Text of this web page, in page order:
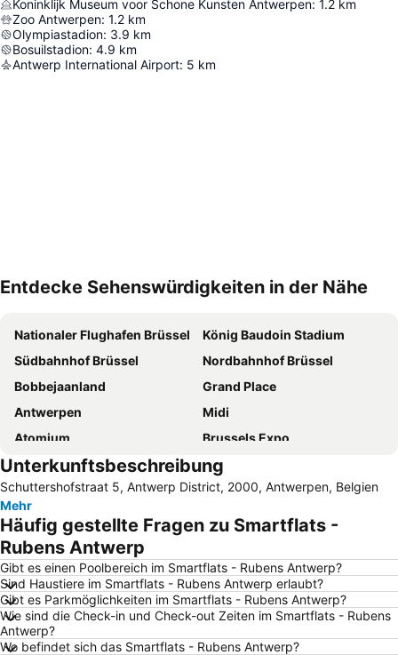
Koninklijk Museum voor Schone Kunsten Antwerpen: 1.2 km
Zoo Antwerpen: 1.2 km
Olympiastadion: 3.9 km
Bosuilstadion: 4.9 km
Antwerp International Airport: 5 km
Entdecke Sehenswürdigkeiten in der Nähe
Nationaler Flughafen Brüssel
König Baudoin Stadium
Südbahnhof Brüssel
Nordbahnhof Brüssel
Bobbejaanland
Grand Place
Antwerpen
Midi
Atomium
Brussels Expo
Centraal Station
Europäisches Parlament
Rock Werchter
Forest National
Sportpaleis
Grote Markt
Berchem
Nord
Brüsseler Rathaus
Deurne
Centre historique
Berlaymont building
Bibac Expo
Station Leuven
Manneken Pis
Unterkunftsbeschreibung
Schuttershofstraat 5, Antwerp District, 2000, Antwerpen, Belgien
Mehr
Häufig gestellte Fragen zu Smartflats -
Rubens Antwerp
Gibt es einen Poolbereich im Smartflats - Rubens Antwerp?
Sind Haustiere im Smartflats - Rubens Antwerp erlaubt?
Gibt es Parkmöglichkeiten im Smartflats - Rubens Antwerp?
Wie sind die Check-in und Check-out Zeiten im Smartflats - Rubens
Antwerp?
Wo befindet sich das Smartflats - Rubens Antwerp?